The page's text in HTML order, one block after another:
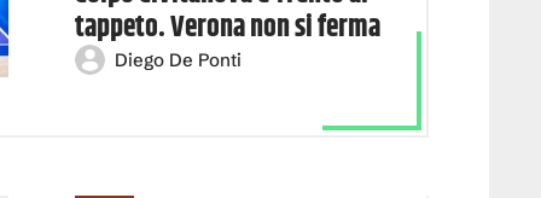
tappeto. Verona non si ferma
Diego De Ponti